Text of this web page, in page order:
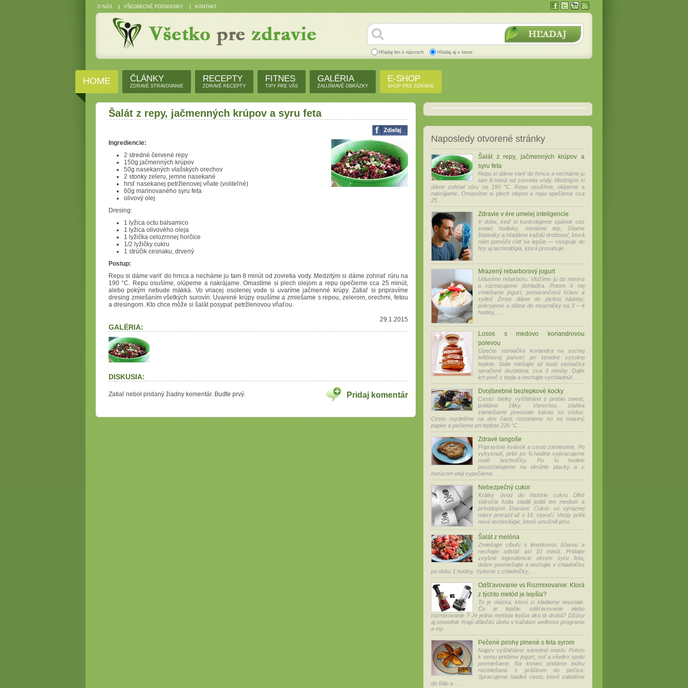
O NÁS VŠEOBECNÉ PODMIENKY KONTAKT
Hľadaj len v názvoch Hľadaj aj v texte
HOME ČLÁNKY
ZDRAVÉ STRAVOVANIE
RECEPTY
ZDRAVÉ RECEPTY
FITNES
TIPY PRE VÁS
GALÉRIA
ZAUJÍMAVÉ OBRÁZKY
E-SHOP
SHOP PRE ZDRAVIE
Šalát z repy, jačmenných krúpov a syru feta
Ingrediencie:
2 stredné červené repy
150g jačmenných krúpov
50g nasekaných vlašských orechov
2 stonky zeleru, jemne nasekané
hrsť nasekanej petržlenovej vňate (voliteľné)
60g marinovaného syru feta
olivový olej
Dresing:
1 lyžica octu balsamico
1 lyžica olivového oleja
1 lyžička celozrnnej horčice
1/2 lyžičky cukru
1 strúčik cesnaku, drvený
Postup:
Repu si dáme variť do hrnca a necháme ju tam 8 minút od zovretia vody. Medzitým si dáme zohriať rúru na
190 °C. Repu osušíme, olúpeme a nakrájame. Omastíme si plech olejom a repu opečieme cca 25 minút,
alebo pokým nebude mäkká. Vo vriacej osolenej vode si uvaríme jačmenné krúpy. Zatiaľ si pripravíme
dresing zmiešaním všetkých surovín. Uvarené krúpy osušíme a zmiešame s repou, zelerom, orechmi, fetou
a dresingom. Kto chce môže si šalát posypať petržlenovou vňaťou.
29.1.2015
GALÉRIA:
DISKUSIA:
Zatiaľ nebol pridaný žiadny komentár. Buďte prvý. Pridaj komentár
Naposledy otvorené stránky
Šalát z repy, jačmenných krúpov a
syru feta
Repu si dáme variť do hrnca a necháme ju
tam 8 minút od zovretia vody. Medzitým si
dáme zohriať rúru na 190 °C. Repu osušíme, olúpeme a
nakrájame. Omastíme si plech olejom a repu opečieme cca
25 . . .
Zdravie v ére umelej inteligencie
V dobe, keď si kontrolujeme spánok cez
smart hodinky, meriame tep, čítame
štatistiky a hľadáme každú drobnosť, ktorá
nám pomôže cítiť sa lepšie — vstupuje do
hry aj technológia, ktorá presahuje . . .
Mrazený rebarborový jogurt
Udusíme rebarboru. Vložíme ju do mixéra
a rozmixujeme dohladka. Potom k nej
vmiešame jogurt, pomarančovú šťavu a
xylitol. Zmes dáme do plytkej nádoby,
prikryjeme a dáme do mrazničky na 3 – 4
hodiny, . . .
Losos s medovo koriandrovou
polevou
Opečte semiačka koriandra na suchej
teflónovej panvici pri stredne vysokej
teplote. Stále miešajte až budú semiačka
opražené dozlatista, cca 3 minúty. Dajte
ich preč z tepla a nechajte vychladnúť. . . .
Dvojfarebné bezlepkové kocky
Cesto: bielky vyšľaháne s prebio sweet,
pridáme žĺtky. Varechou zľahka
zamiešame preosiate kakao so sódou.
Cesto rozdelíme na dve časti, rozotrieme ho na mastný
papier a pečieme pri teplote 220 °C . . .
Zdravé langoše
Pripravíme kvások a cesto zamiesime. Po
vykysnutí, pribl. po ¾ hodine vypracujeme
malé bochníčky. Po ¼ hodine
porozťahujeme na okrúhle placky a v
horúcom oleji vypečieme. . . .
Nebezpečný cukor
Krátky úvod do histórie cukru Dlhé
stáročia ľudia sladili jedlá len medom a
prírodnými šťavami. Cukor vo výraznej
miere prerazil až v 19. storočí. Vtedy prišli
nové technológie, ktoré umožnili jeho . . .
Šalát z melóna
Zmiešajte cibuľu s limetkovou šťavou a
nechajte odstáť asi 10 minút. Pridajte
zvyšné ingrediencie okrem syru feta,
dobre premiešajte a nechajte v chladničke
po dobu 1 hodiny. Vyberte z chladničky, . . .
Odšťavovanie vs Rozmixovanie: Ktorá
z týchto metód je lepšia?
To je otázka, ktorú si kladieme neustále.
Čo je lepšie: odšťavovanie alebo
rozmixovanie ? Je jedna metóda lepšia ako tá druhá? Džúsy
aj smoothie hrajú dôležitú úlohu v každom wellness programe
a my . . .
Pečené pirohy plnené s feta syrom
Najprv vyšľaháme samotné maslo. Potom
k nemu pridáme jogurt, soľ a všetko spolu
premiešame. Na koniec pridáme múku
rozmiešanú s práškom do pečiva.
Spracujeme hladké cesto, ktoré zabalíme
do fólie a . . .